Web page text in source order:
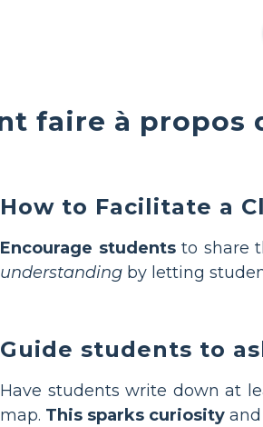
faire à propos
How to Facilitate a
Encourage studentsto share
understanding by letting
Guide students to
Have students write down at
map. This sparks curiosity